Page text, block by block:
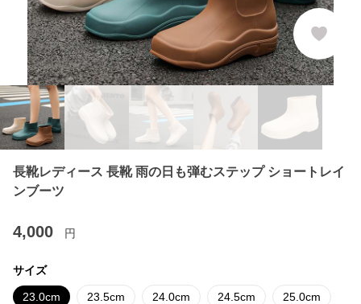
長靴レディース 長靴 雨の日も弾むステップ ショートレイ
ンブーツ
4,000 円
サイズ
23.0cm 23.5cm 24.0cm 24.5cm 25.0cm